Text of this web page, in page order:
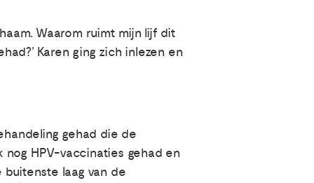
Waarom ruimt mijn lijf dit
Karen ging zich inlezen en
gehad die de
HPV-vaccinaties gehad en
laag van de